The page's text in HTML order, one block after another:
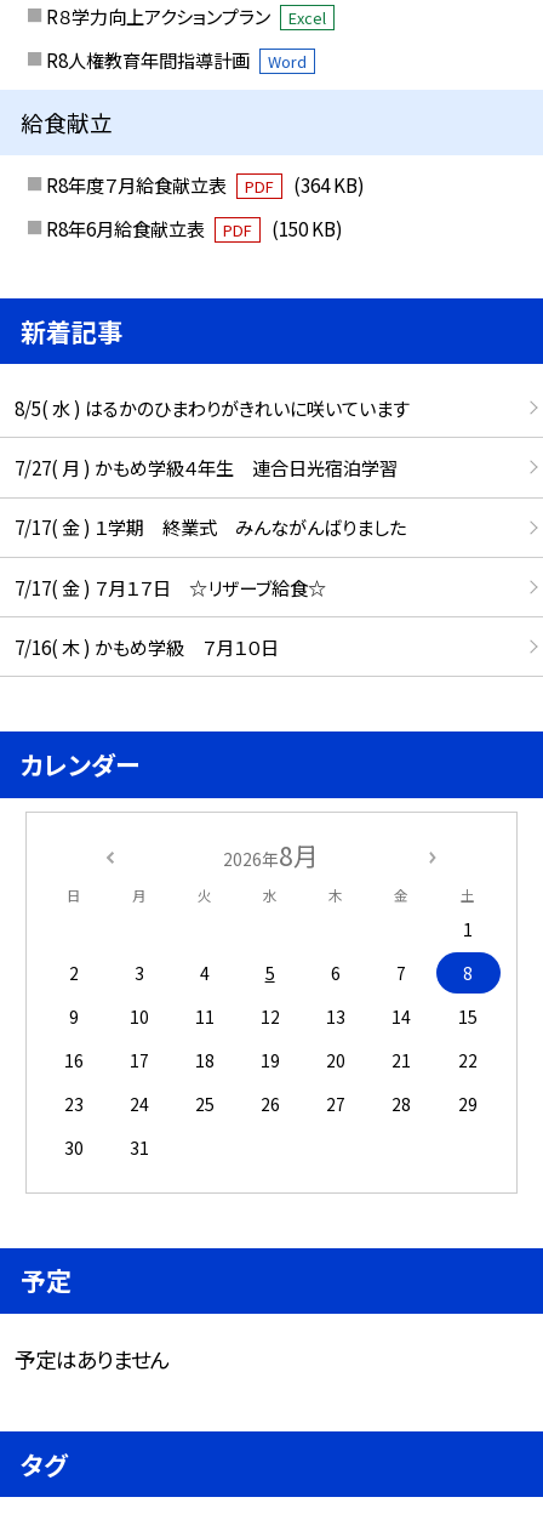
R８学力向上アクションプラン Excel
R8人権教育年間指導計画 Word
給食献立
R8年度７月給食献立表 PDF
(364 KB)
R8年6月給食献立表
PDF (150 KB)
新着記事
8/5( 水 ) はるかのひまわりがきれいに咲いています
7/27( 月 ) かもめ学級４年生 連合日光宿泊学習
7/17( 金 ) １学期 終業式 みんながんばりました
7/17( 金 ) ７月１７日 ☆リザーブ給食☆
7/16( 木 ) かもめ学級 ７月１０日
カレンダー
2026年8月
日 月 火 水 木 金 土
1
2
3 4 5 6 7
8
9
10 11 12 13 14
15
16
17 18 19 20 21
22
23
24 25 26 27 28
29
30
31
予定
予定はありません
タグ